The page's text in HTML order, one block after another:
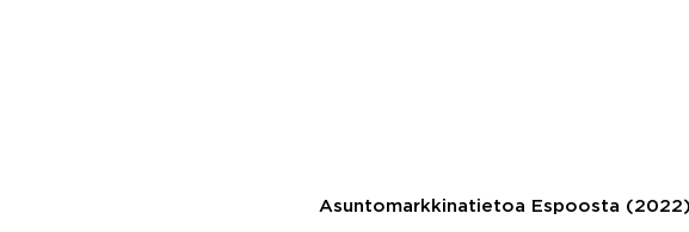
Asuntomarkkinatietoa Espoosta (2022)